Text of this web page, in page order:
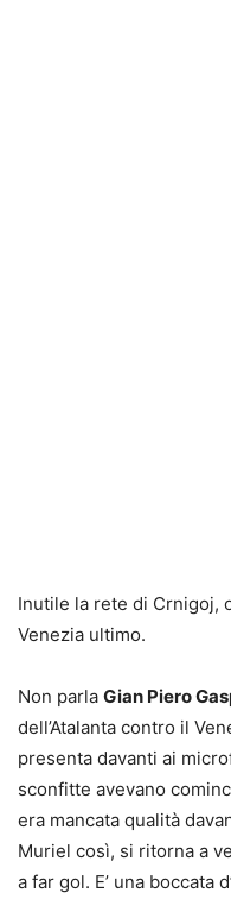
Inutile la rete di Crnigoj,
Venezia ultimo.
Non parla Gian Piero
dell’Atalanta contro il
presenta davanti ai
sconfitte avevano
era mancata qualità
Muriel così, si ritorna a
a far gol. E’ una boccata